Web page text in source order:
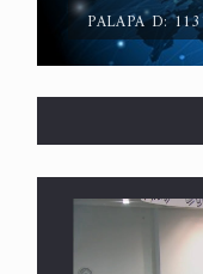
ليس
PALAPA D: